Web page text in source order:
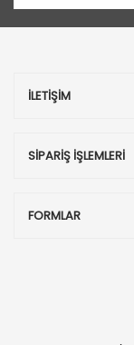
İLETİŞİM
SİPARİŞ İŞLEMLERİ
FORMLAR